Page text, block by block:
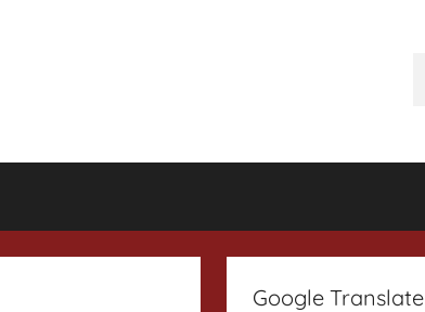
Google Translate